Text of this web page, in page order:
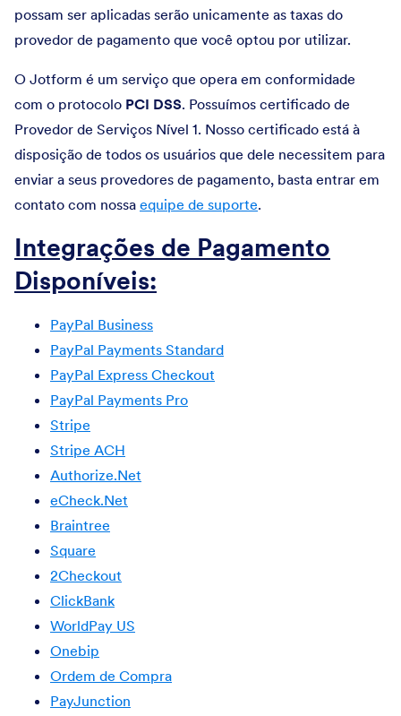
possam ser aplicadas serão unicamente as taxas do
provedor de pagamento que você optou por utilizar.
O Jotform é um serviço que opera em conformidade
com o protocolo PCI DSS. Possuímos certificado de
Provedor de Serviços Nível 1. Nosso certificado está à
disposição de todos os usuários que dele necessitem para
enviar a seus provedores de pagamento, basta entrar em
contato com nossa equipe de suporte.
Integrações de Pagamento
Disponíveis:
PayPal Business
PayPal Payments Standard
PayPal Express Checkout
PayPal Payments Pro
Stripe
Stripe ACH
Authorize.Net
eCheck.Net
Braintree
Square
2Checkout
ClickBank
WorldPay US
Onebip
Ordem de Compra
PayJunction